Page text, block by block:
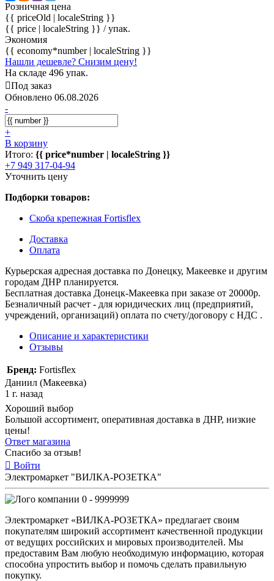
Розничная цена
{{ priceOld | localeString }}
{{ price | localeString }} / упак.
Экономия
{{ economy*number | localeString }}
Нашли дешевле? Снизим цену!
На складе 496 упак.
Под заказ
Обновлено 06.08.2026
-
+
В корзину
Итого: {{ price*number | localeString }}
+7 949 317-04-94
Уточнить цену
Подборки товаров:
Скоба крепежная Fortisflex
Доставка
Оплата
Курьерская адресная доставка по Донецку, Макеевке и другим
городам ДНР планируется.
Бесплатная доставка Донецк-Макеевка при заказе от 20000р.
Безналичный расчет - для юридических лиц (предприятий,
учреждений, организаций) оплата по счету/договору с НДС .
Описание и характеристики
Отзывы
Бренд: Fortisflex
Даниил (Макеевка)
1 г. назад
Хороший выбор
Большой ассортимент, оперативная доставка в ДНР, низкие
цены!
Ответ магазина
Спасибо за отзыв!
Войти
Электромаркет "ВИЛКА-РОЗЕТКА"
0 - 9999999
Электромаркет «ВИЛКА-РОЗЕТКА» предлагает своим
покупателям широкий ассортимент качественной продукции
от ведущих российских и мировых производителей. Мы
предоставим Вам любую необходимую информацию, которая
способна упростить выбор и помочь сделать правильную
покупку.